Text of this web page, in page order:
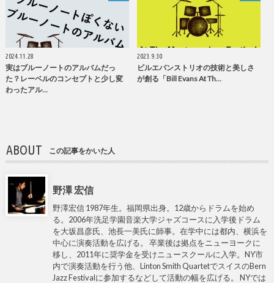
2024.11.28
実はブルーノートのアルバムだっ
た？レーベルのコンセプトと少し変
わったアル…
2023.9.30
ビルエバンストリオの技術と美しさ
が創る「Bill Evans At Th…
ABOUT この記事をかいた人
野澤 宏信
野澤宏信 1987年生。福岡県出身。12歳からドラムを始め
る。2006年洗足学園音楽大学ジャズコースに入学後ドラム
を大坂昌彦氏、池長一美氏に師事。在学中には都内、横浜を
中心に演奏活動を広げる。 卒業後は拠点をニューヨークに
移し、2011年に奨学金を受けニュースクールに入学。NY市
内で演奏活動を行う他、Linton Smith QuartetでスイスのBern
Jazz Festivalに参加するなどして活動の幅を広げる。 NYでは